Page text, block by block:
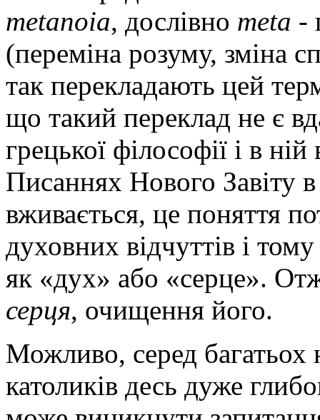
mеtаnоіа, дослівно mеtа -
(переміна розуму, зміна
так перекладають цей
що такий переклад не є
грецької філософії і в
Писаннях Нового Завіту
вживається, це поняття
духовних відчуттів і
як «дух» або «серце».
серця, очищення його.
Можливо, серед багатьох
католиків десь дуже